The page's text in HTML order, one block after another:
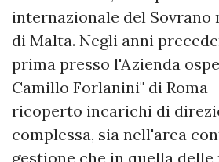
internazionale del
di Malta. Negli anni
prima presso l'Azienda
Camillo Forlanini" di Roma
ricoperto incarichi di
complessa, sia nell'area
gestione che in quella delle